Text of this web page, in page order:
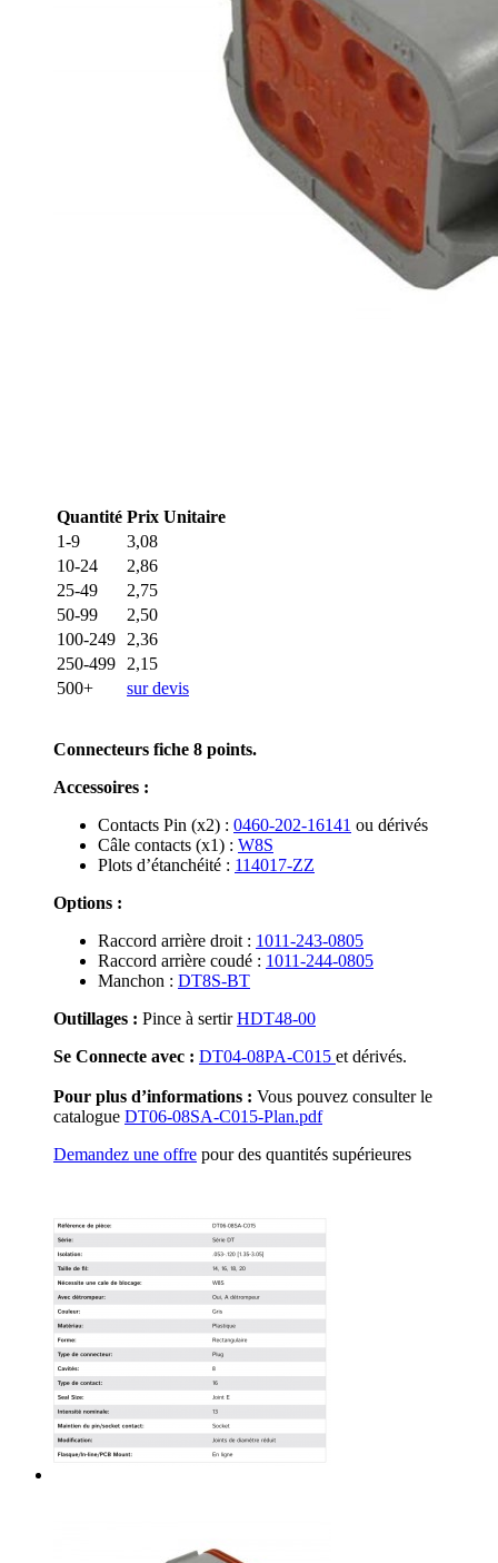
Quantité Prix Unitaire
1-9
3,08
10-24
2,86
25-49
2,75
50-99
2,50
100-249
2,36
250-499
2,15
500+
sur devis
Connecteurs fiche 8 points.
Accessoires :
Contacts Pin (x2) : 0460-202-16141 ou dérivés
Câle contacts (x1) : W8S
Plots d’étanchéité : 114017-ZZ
Options :
Raccord arrière droit : 1011-243-0805
Raccord arrière coudé : 1011-244-0805
Manchon : DT8S-BT
Outillages : Pince à sertirHDT48-00
Se Connecte avec : DT04-08PA-C015 et dérivés.
Pour plus d’informations : Vous pouvez consulter le
catalogue DT06-08SA-C015-Plan.pdf
Demandez une offre pour des quantités supérieures